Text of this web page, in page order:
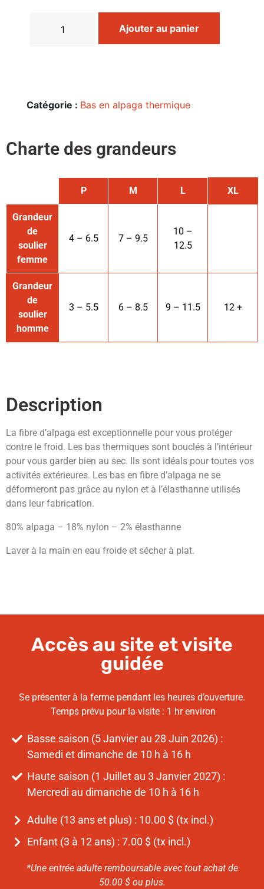
Ajouter au panier
Catégorie : Bas en alpaga thermique
Charte des grandeurs
P M L XL
Grandeur
de
soulier
femme
4 – 6.5 7 – 9.5
10 –
12.5
Grandeur
de
soulier
homme
3 – 5.5 6 – 8.5 9 – 11.5 12 +
Description
La fibre d’alpaga est exceptionnelle pour vous protéger
contre le froid. Les bas thermiques sont bouclés à l’intérieur
pour vous garder bien au sec. Ils sont idéals pour toutes vos
activités extérieures. Les bas en fibre d’alpaga ne se
déformeront pas grâce au nylon et à l’élasthanne utilisés
dans leur fabrication.
80% alpaga – 18% nylon – 2% élasthanne
Laver à la main en eau froide et sécher à plat.
Accès au site et visite
guidée
Se présenter à la ferme pendant les heures d’ouverture.
Temps prévu pour la visite : 1 hr environ
Basse saison (5 Janvier au 28 Juin 2026) :
Samedi et dimanche de 10 h à 16 h
Haute saison (1 Juillet au 3 Janvier 2027) :
Mercredi au dimanche de 10 h à 16 h
Adulte (13 ans et plus) : 10.00 $ (tx incl.)
Enfant (3 à 12 ans) : 7.00 $ (tx incl.)
*Une entrée adulte remboursable avec tout achat de
50.00 $ ou plus.